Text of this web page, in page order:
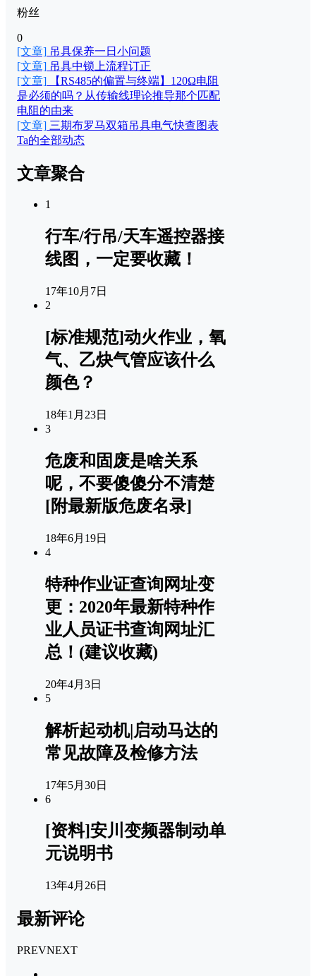
粉丝
0
[文章] 吊具保养一日小问题
[文章] 吊具中锁上流程订正
[文章] 【RS485的偏置与终端】120Ω电阻
是必须的吗？从传输线理论推导那个匹配
电阻的由来
[文章] 三期布罗马双箱吊具电气快查图表
Ta的全部动态
文章聚合
1
行车/行吊/天车遥控器接
线图，一定要收藏！
17年10月7日
2
[标准规范]动火作业，氧
气、乙炔气管应该什么
颜色？
18年1月23日
3
危废和固废是啥关系
呢，不要傻傻分不清楚
[附最新版危废名录]
18年6月19日
4
特种作业证查询网址变
更：2020年最新特种作
业人员证书查询网址汇
总！(建议收藏)
20年4月3日
5
解析起动机|启动马达的
常见故障及检修方法
17年5月30日
6
[资料]安川变频器制动单
元说明书
13年4月26日
最新评论
PREVNEXT